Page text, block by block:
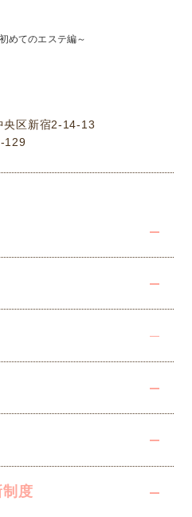
めてのエステ編～
制度
央区新宿2-14-13
129